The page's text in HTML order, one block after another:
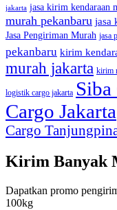
jakarta jasa kirim kendaraan
murah pekanbaru jasa
Jasa Pengiriman Murah jasa
pekanbaru kirim
murah jakarta kirim
logistik cargo jakarta Siba
Cargo Jakarta
Cargo
Kirim Banyak
Dapatkan promo
100kg